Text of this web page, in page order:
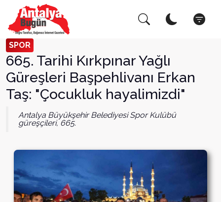
SPOR
665. Tarihi Kırkpınar Yağlı
Güreşleri Başpehlivanı Erkan
Taş: "Çocukluk hayalimizdi"
Antalya Büyükşehir Belediyesi Spor Kulübü
güreşçileri, 665.
Arama Yap! Kapat